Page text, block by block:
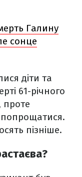
Галину
сонце
діти та
61-річного
проте
пізніше.